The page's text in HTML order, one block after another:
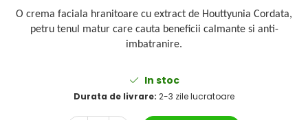
Ohora
ONDO BEAUTY 36.5
O crema faciala hranitoare cu extract de Houttyunia Cordata,
petru tenul matur care cauta beneficii calmante si anti-
imbatranire.
In stoc
Durata de livrare: 2-3 zile lucratoare